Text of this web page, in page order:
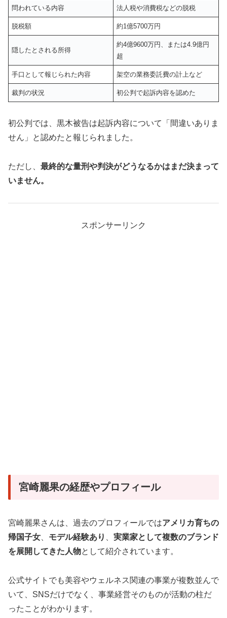
問われている内容 法人税や消費税などの脱税
脱税額 約1億5700万円
隠したとされる所得
約4億9600万円、または4.9億円
超
手口として報じられた内容 架空の業務委託費の計上など
裁判の状況 初公判で起訴内容を認めた
初公判では、黒木被告は起訴内容について「間違いありま
せん」と認めたと報じられました。
ただし、 最終的な量刑や判決がどうなるかはまだ決まって
いません。
スポンサーリンク
宮崎麗果の経歴やプロフィール
宮崎麗果さんは、過去のプロフィールではアメリカ育ちの
帰国子女
モデル経験あり
実業家として複数のブランド
を展開してきた人物として紹介されています。
公式サイトでも美容やウェルネス関連の事業が複数並んで
いて、SNSだけでなく、事業経営そのものが活動の柱だ
ったことがわかります。